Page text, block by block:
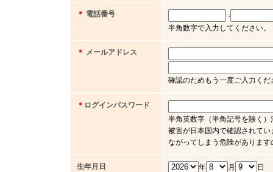
＊ 電話番号
-
半角数字で入力してください
＊ メールアドレス
確認のためもう一度ご入力くだ
＊ ログインパスワード
半角英数字（半角記号を除く
被害が日本国内で確認されて
ながってしまう危険がありま
生年月日 年 月 日